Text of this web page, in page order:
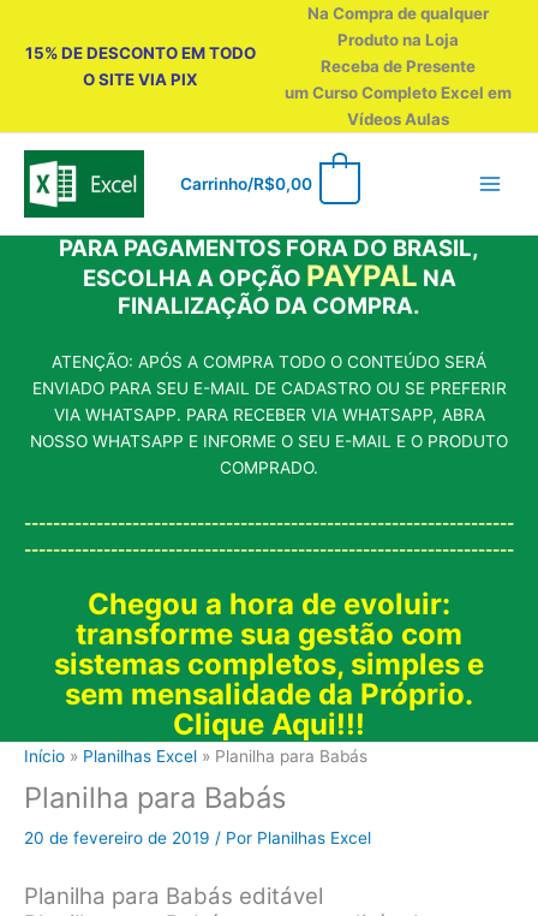
15% DE DESCONTO EM TODO
O SITE VIA PIX
Na Compra de qualquer
Produto na Loja
Receba de Presente
um Curso Completo Excel em
Vídeos Aulas
Carrinho/R$0,00
PARA PAGAMENTOS FORA DO BRASIL,
ESCOLHA A OPÇÃO PAYPAL NA
FINALIZAÇÃO DA COMPRA.
ATENÇÃO: APÓS A COMPRA TODO O CONTEÚDO SERÁ
ENVIADO PARA SEU E-MAIL DE CADASTRO OU SE PREFERIR
VIA WHATSAPP. PARA RECEBER VIA WHATSAPP, ABRA
NOSSO WHATSAPP E INFORME O SEU E-MAIL E O PRODUTO
COMPRADO.
--------------------------------------------------------------------
--------------------------------------------------------------------
Chegou a hora de evoluir:
transforme sua gestão com
sistemas completos, simples e
sem mensalidade da Próprio.
Clique Aqui!!!
Início Planilhas Excel Planilha para Babás
Planilha para Babás
20 de fevereiro de 2019 / Por Planilhas Excel
Planilha para Babás editável